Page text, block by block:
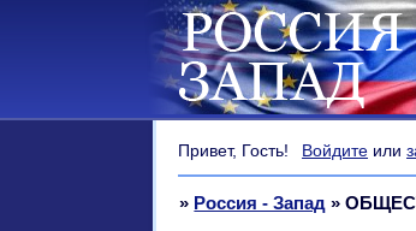
Привет, Гость! Войдите или
» Россия - Запад »